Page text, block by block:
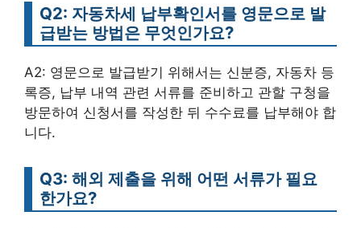
Q2: 자동차세 납부확인서를 영문으로 발
급받는 방법은 무엇인가요?
A2: 영문으로 발급받기 위해서는 신분증, 자동차 등
록증, 납부 내역 관련 서류를 준비하고 관할 구청을
방문하여 신청서를 작성한 뒤 수수료를 납부해야 합
니다.
Q3: 해외 제출을 위해 어떤 서류가 필요
한가요?